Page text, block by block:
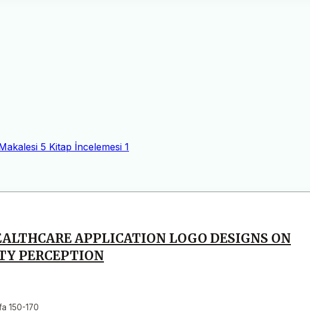
5 Kitap İncelemesi 1
APPLICATION LOGO DESIGNS ON
PERCEPTION
150-170